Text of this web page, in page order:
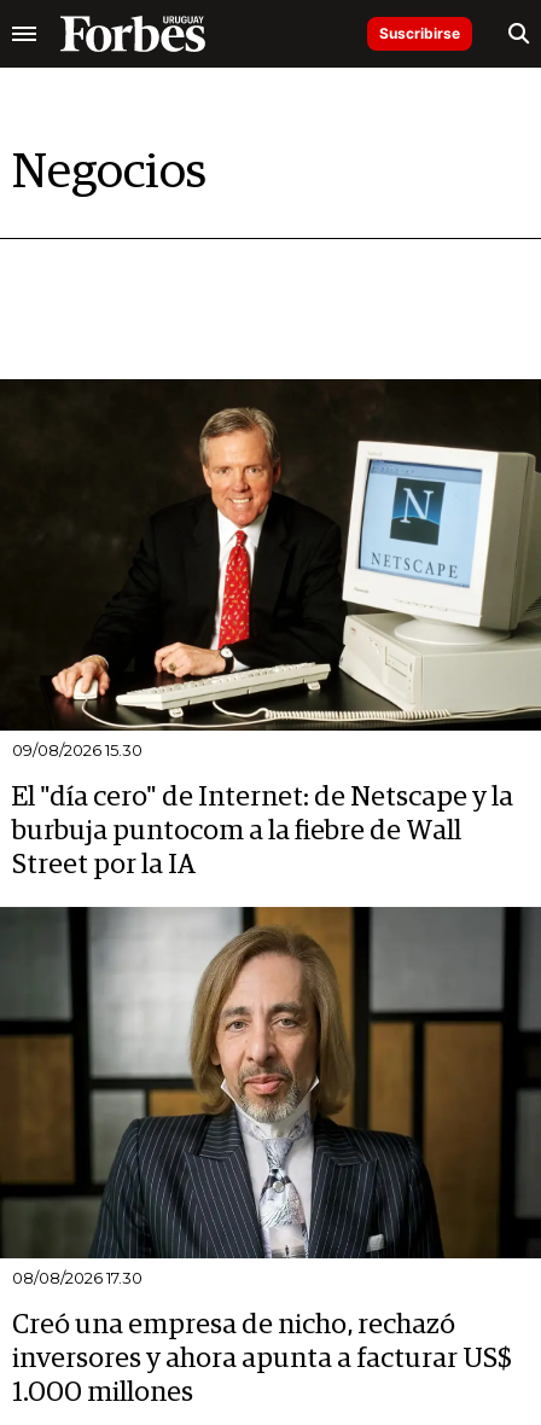
Suscribirse
Negocios
09/08/2026 15.30
El "día cero" de Internet: de Netscape y la
burbuja puntocom a la fiebre de Wall
Street por la IA
08/08/2026 17.30
Creó una empresa de nicho, rechazó
inversores y ahora apunta a facturar US$
1.000 millones